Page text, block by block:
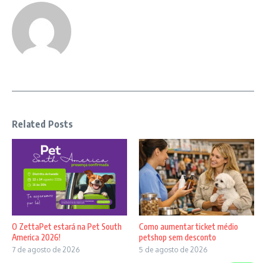
Related Posts
O ZettaPet estará na Pet South
America 2026!
7 de agosto de 2026
Como aumentar ticket médio
petshop sem desconto
5 de agosto de 2026